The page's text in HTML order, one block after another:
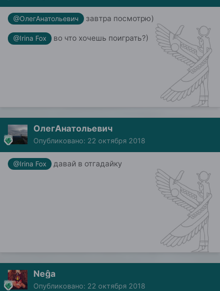
@ОлегАнатольевич завтра посмотрю)
@Irina Fox во что хочешь поиграть?)
ОлегАнатольевич
Опубликовано: 22 октября 2018
@Irina Fox давай в отгадайку
Neĝa
Опубликовано: 22 октября 2018